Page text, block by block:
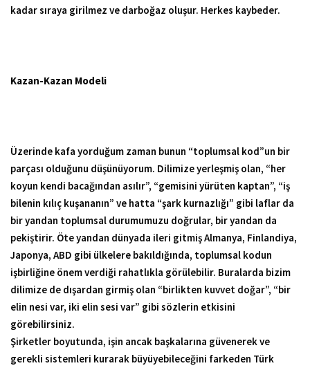
kadar sıraya girilmez ve darboğaz oluşur. Herkes kaybeder.
Kazan-Kazan Modeli
Üzerinde kafa yorduğum zaman bunun “toplumsal kod”un bir
parçası olduğunu düşünüyorum. Dilimize yerleşmiş olan, “her
koyun kendi bacağından asılır”, “gemisini yürüten kaptan”, “iş
bilenin kılıç kuşananın” ve hatta “şark kurnazlığı” gibi laflar da
bir yandan toplumsal durumumuzu doğrular, bir yandan da
pekiştirir. Öte yandan dünyada ileri gitmiş Almanya, Finlandiya,
Japonya, ABD gibi ülkelere bakıldığında, toplumsal kodun
işbirliğine önem verdiği rahatlıkla görülebilir. Buralarda bizim
dilimize de dışardan girmiş olan “birlikten kuvvet doğar”, “bir
elin nesi var, iki elin sesi var” gibi sözlerin etkisini
görebilirsiniz.
Şirketler boyutunda, işin ancak başkalarına güvenerek ve
gerekli sistemleri kurarak büyüyebileceğini farkeden Türk